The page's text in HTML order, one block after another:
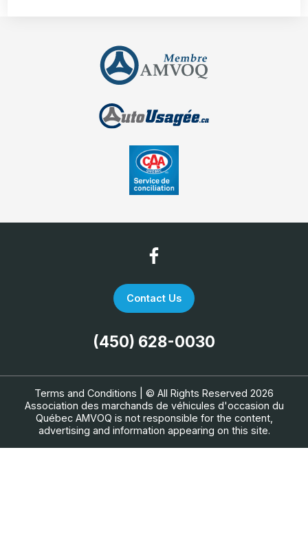
Contact Us
(450) 628-0030
Terms and Conditions | © All Rights Reserved 2026
Association des marchands de véhicules d'occasion du
Québec AMVOQ is not responsible for the content,
advertising and information appearing on this site.